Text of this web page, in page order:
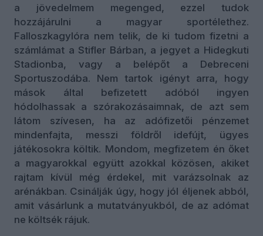
a jövedelmem megenged, ezzel tudok
hozzájárulni a magyar sportélethez.
Falloszkagylóra nem telik, de ki tudom fizetni a
számlámat a Stifler Bárban, a jegyet a Hidegkuti
Stadionba, vagy a belépőt a Debreceni
Sportuszodába. Nem tartok igényt arra, hogy
mások által befizetett adóból ingyen
hódolhassak a szórakozásaimnak, de azt sem
látom szívesen, ha az adófizetői pénzemet
mindenfajta, messzi földről idefújt, ügyes
játékosokra költik. Mondom, megfizetem én őket
a magyarokkal együtt azokkal közösen, akiket
rajtam kívül még érdekel, mit varázsolnak az
arénákban. Csinálják úgy, hogy jól éljenek abból,
amit vásárlunk a mutatványukból, de az adómat
ne költsék rájuk.